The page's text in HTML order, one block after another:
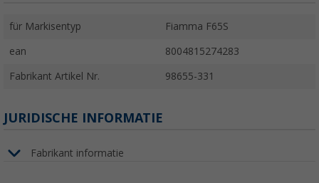
für Markisentyp Fiamma F65S
ean 8004815274283
Fabrikant Artikel Nr. 98655-331
JURIDISCHE INFORMATIE
Fabrikant informatie